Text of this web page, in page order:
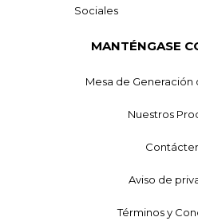
Sociales
MANTÉNGASE
Mesa de
Nuestros
Aviso de
Términos y